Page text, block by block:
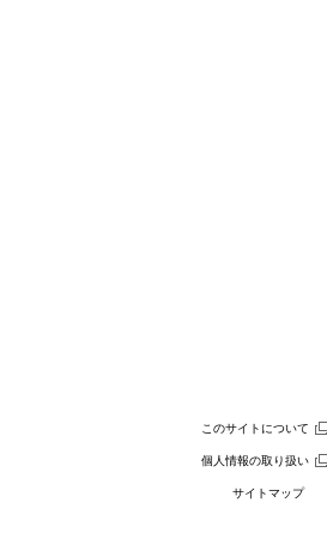
このサイトについて
個人情報の取り扱い
サイトマップ